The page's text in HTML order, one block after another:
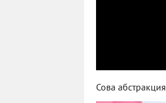
Сова абстракция